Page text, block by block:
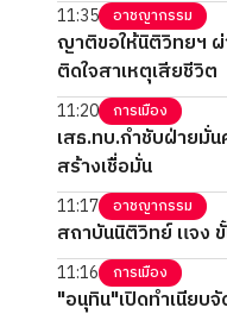
11:35 อาชญากรรม
ญาติขอให้นิติวิทยฯ
ติดใจสาเหตุเสียชีวิต
11:20 การเมือง
เสธ.ทบ.กำชับฝ่ายมั่
สร้างเชื่อมั่น
11:17 อาชญากรรม
สถาบันนิติวิทย์ แจง
11:16 การเมือง
"อนุทิน"เปิดทำเนียบ